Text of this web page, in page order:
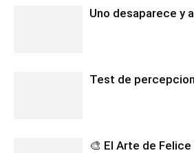
Uno desaparece y
Test de
🎨 El Arte de